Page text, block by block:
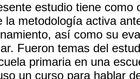
estudio tiene como
la metodología activa
así como su
Fueron temas del
primaria en una
un curso para hablar